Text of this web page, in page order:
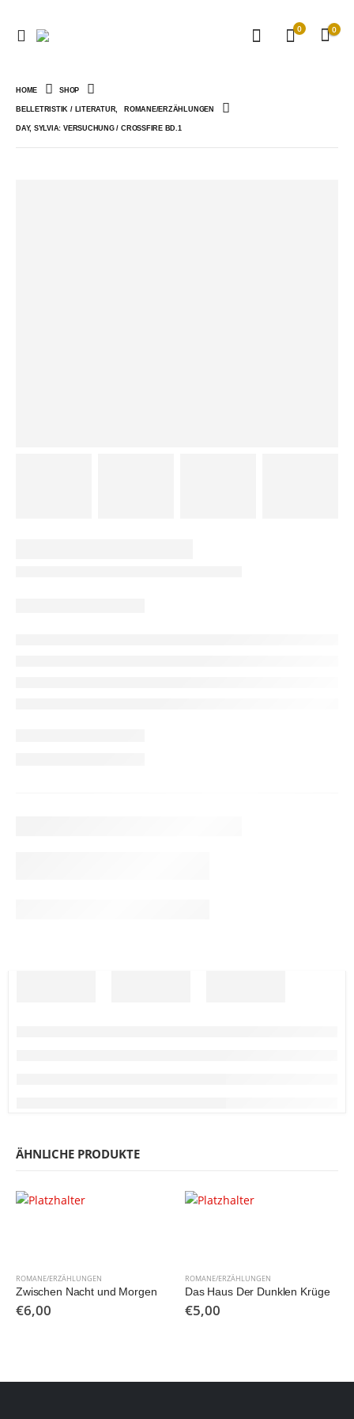
0 0
HOME SHOP
BELLETRISTIK / LITERATUR, ROMANE/ERZÄHLUNGEN
DAY, SYLVIA: VERSUCHUNG / CROSSFIRE BD.1
ÄHNLICHE PRODUKTE
ROMANE/ERZÄHLUNGEN
Zwischen Nacht und Morgen
€6,00
ROMANE/ERZÄHLUNGEN
Das Haus Der Dunklen Krüge
€5,00